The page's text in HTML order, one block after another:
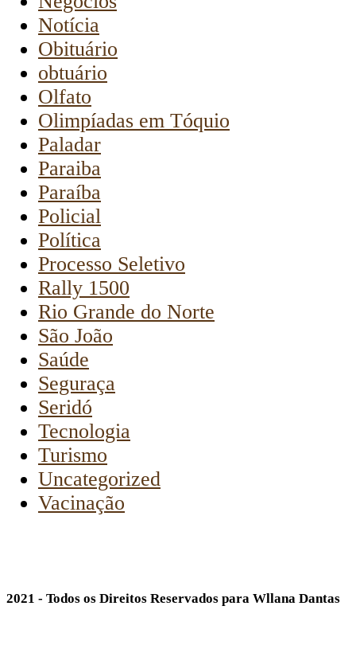
Notícia
Obituário
obtuário
Olfato
Olimpíadas em Tóquio
Paladar
Paraiba
Paraíba
Policial
Política
Processo Seletivo
Rally 1500
Rio Grande do Norte
São João
Saúde
Seguraça
Seridó
Tecnologia
Turismo
Uncategorized
Vacinação
2021 - Todos os Direitos Reservados para Wllana Dantas